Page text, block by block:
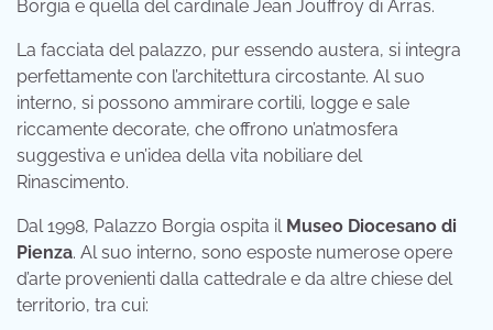
Borgia e quella del cardinale Jean Jouffroy di Arras.
La facciata del palazzo, pur essendo austera, si integra
perfettamente con l’architettura circostante. Al suo
interno, si possono ammirare cortili, logge e sale
riccamente decorate, che offrono un’atmosfera
suggestiva e un’idea della vita nobiliare del
Rinascimento.
Dal 1998, Palazzo Borgia ospita il Museo Diocesano di
Pienza. Al suo interno, sono esposte numerose opere
d’arte provenienti dalla cattedrale e da altre chiese del
territorio, tra cui: